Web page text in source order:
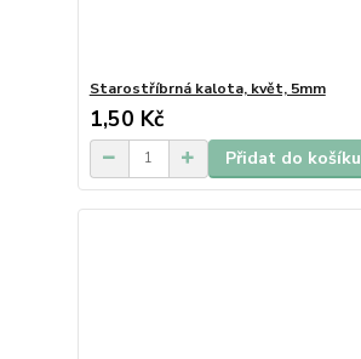
Starostříbrná kalota, květ, 5mm
1,50 Kč
Přidat do košíku